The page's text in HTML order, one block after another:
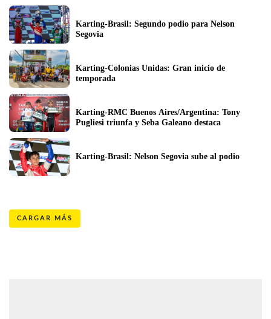
Karting-Brasil: Segundo podio para Nelson
Segovia
Karting-Colonias Unidas: Gran inicio de
temporada
Karting-RMC Buenos Aires/Argentina: Tony
Pugliesi triunfa y Seba Galeano destaca
Karting-Brasil: Nelson Segovia sube al podio
CARGAR MÁS